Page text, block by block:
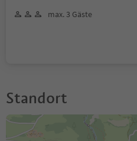
max. 3 Gäste
Standort